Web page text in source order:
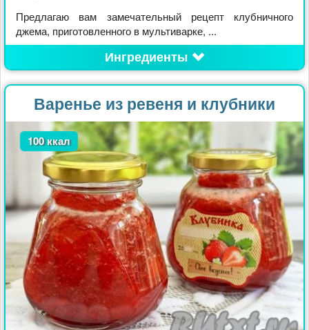
Предлагаю вам замечательный рецепт клубничного
джема, приготовленного в мультиварке, ...
Ингредиенты
Варенье из ревеня и клубники
100 ккал